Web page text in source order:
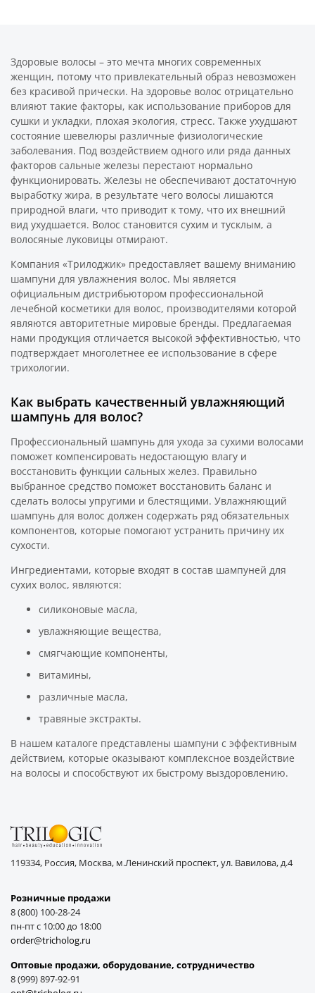
Здоровые волосы – это мечта многих современных
женщин, потому что привлекательный образ невозможен
без красивой прически. На здоровье волос отрицательно
влияют такие факторы, как использование приборов для
сушки и укладки, плохая экология, стресс. Также ухудшают
состояние шевелюры различные физиологические
заболевания. Под воздействием одного или ряда данных
факторов сальные железы перестают нормально
функционировать. Железы не обеспечивают достаточную
выработку жира, в результате чего волосы лишаются
природной влаги, что приводит к тому, что их внешний
вид ухудшается. Волос становится сухим и тусклым, а
волосяные луковицы отмирают.
Компания «Трилоджик» предоставляет вашему вниманию
шампуни для увлажнения волос. Мы является
официальным дистрибьютором профессиональной
лечебной косметики для волос, производителями которой
являются авторитетные мировые бренды. Предлагаемая
нами продукция отличается высокой эффективностью, что
подтверждает многолетнее ее использование в сфере
трихологии.
Как выбрать качественный увлажняющий
шампунь для волос?
Профессиональный шампунь для ухода за сухими волосами
поможет компенсировать недостающую влагу и
восстановить функции сальных желез. Правильно
выбранное средство поможет восстановить баланс и
сделать волосы упругими и блестящими. Увлажняющий
шампунь для волос должен содержать ряд обязательных
компонентов, которые помогают устранить причину их
сухости.
Ингредиентами, которые входят в состав шампуней для
сухих волос, являются:
силиконовые масла,
увлажняющие вещества,
смягчающие компоненты,
витамины,
различные масла,
травяные экстракты.
В нашем каталоге представлены шампуни с эффективным
действием, которые оказывают комплексное воздействие
на волосы и способствуют их быстрому выздоровлению.
119334, Россия, Москва, м.Ленинский проспект, ул. Вавилова, д.4
Розничные продажи
8 (800) 100-28-24
пн-пт с 10:00 до 18:00
order@tricholog.ru
Оптовые продажи, оборудование, cотрудничество
8 (999) 897-92-91